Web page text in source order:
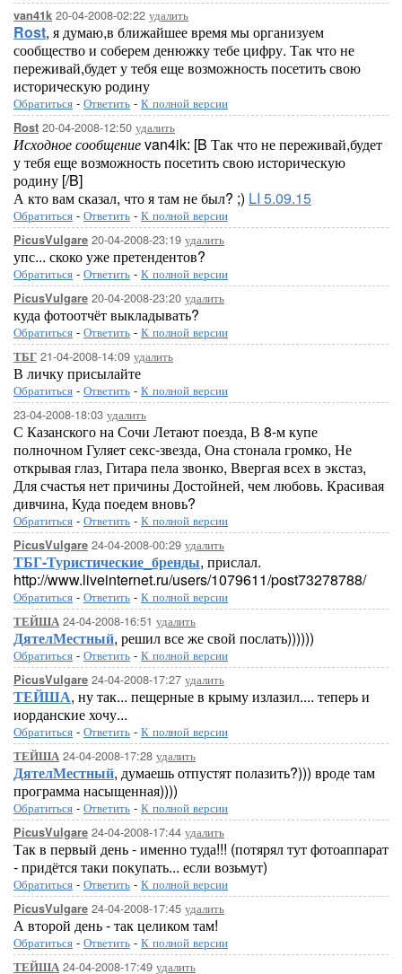
van41k 20-04-2008-02:22 удалить
Rost, я думаю,в ближайшее время мы организуем
сообщество и соберем денюжку тебе цифру. Так что не
переживай,будет у тебя еще возможность посетить свою
историческую родину
Обратиться - Ответить - К полной версии
Rost 20-04-2008-12:50 удалить
Исходное сообщениеvan4ik: [B Так что не переживай,будет
у тебя еще возможность посетить свою историческую
родину [/B]
А кто вам сказал, что я там не был? ;) LI 5.09.15
Обратиться - Ответить - К полной версии
PicusVulgare 20-04-2008-23:19 удалить
упс... скоко уже претендентов?
Обратиться - Ответить - К полной версии
PicusVulgare 20-04-2008-23:20 удалить
куда фотоотчёт выкладывать?
Обратиться - Ответить - К полной версии
ТБГ 21-04-2008-14:09 удалить
В личку присылайте
Обратиться - Ответить - К полной версии
23-04-2008-18:03 удалить
С Казанского на Сочи Летают поезда, В 8-м купе
полночном Гуляет секс-звезда, Она стонала громко, Не
открывая глаз, Гитара пела звонко, Ввергая всех в экстаз,
Для счастья нет причины Достойней, чем любовь. Красивая
дивчина, Куда поедем вновь?
Обратиться - Ответить - К полной версии
PicusVulgare 24-04-2008-00:29 удалить
ТБГ-Туристические_бренды, прислал.
http://www.liveinternet.ru/users/1079611/post73278788/
Обратиться - Ответить - К полной версии
ТЕЙША 24-04-2008-16:51 удалить
ДятелМестный, решил все же свой послать))))))
Обратиться - Ответить - К полной версии
PicusVulgare 24-04-2008-17:27 удалить
ТЕЙША, ну так... пещерные в крыму излазил.... теперь и
иорданские хочу...
Обратиться - Ответить - К полной версии
ТЕЙША 24-04-2008-17:28 удалить
ДятелМестный, думаешь отпустят полазить?))) вроде там
программа насыщенная))))
Обратиться - Ответить - К полной версии
PicusVulgare 24-04-2008-17:44 удалить
Так в первый день - именно туда!!! (потярял тут фотоаппарат
- придётся таки покупать... если возьмут)
Обратиться - Ответить - К полной версии
PicusVulgare 24-04-2008-17:45 удалить
А второй день - так целиком там!
Обратиться - Ответить - К полной версии
ТЕЙША 24-04-2008-17:49 удалить